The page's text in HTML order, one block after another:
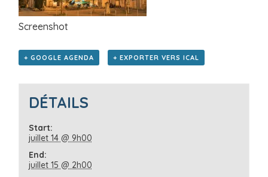
Screenshot
+ GOOGLE AGENDA + EXPORTER VERS ICAL
DÉTAILS
Start:
juillet 14 @ 9h00
End:
juillet 15 @ 2h00